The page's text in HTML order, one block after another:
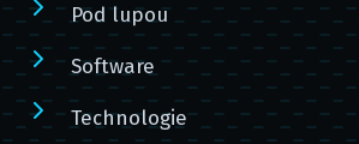
Pod lupou
Software
Technologie